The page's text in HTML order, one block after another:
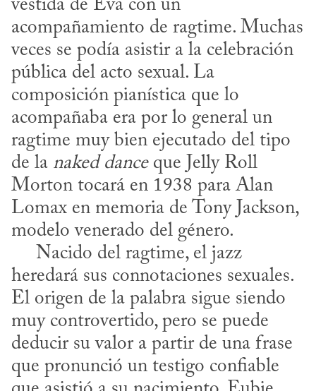
vestida de Eva con un
acompañamiento de ragtime. Muchas
veces se podía asistir a la celebración
pública del acto sexual. La
composición pianística que lo
acompañaba era por lo general un
ragtime muy bien ejecutado del tipo
de la naked dance que Jelly Roll
Morton tocará en 1938 para Alan
Lomax en memoria de Tony Jackson,
modelo venerado del género.
heredará sus connotaciones sexuales.
El origen de la palabra sigue siendo
muy controvertido, pero se puede
deducir su valor a partir de una frase
que pronunció un testigo confiable